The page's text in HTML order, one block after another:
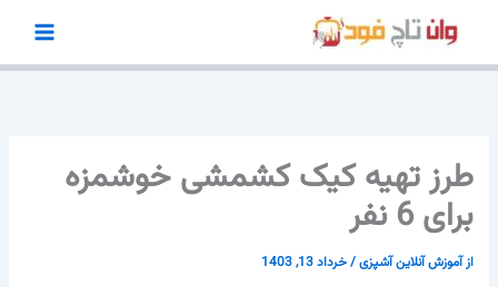
محتوا
طرز تهیه کیک کشمشی خوشمزه
برای 6 نفر
ازآموزش آنلاین آشپزی/خرداد 13, 1403